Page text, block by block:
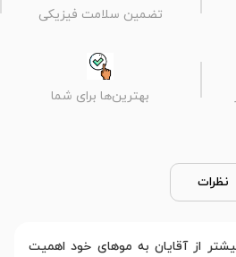
تضمین سلامت فیزیکی
بهترین‌ها برای شما
نظرات
از آقایان به موهای خود اهمیت